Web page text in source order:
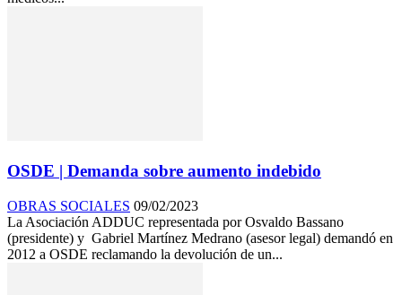
OSDE | Demanda sobre aumento indebido
OBRAS SOCIALES 09/02/2023
La Asociación ADDUC representada por Osvaldo Bassano
(presidente) y Gabriel Martínez Medrano (asesor legal) demandó en
2012 a OSDE reclamando la devolución de un...